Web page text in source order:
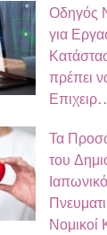
Οδηγός
για
πρέπει
Τα
του